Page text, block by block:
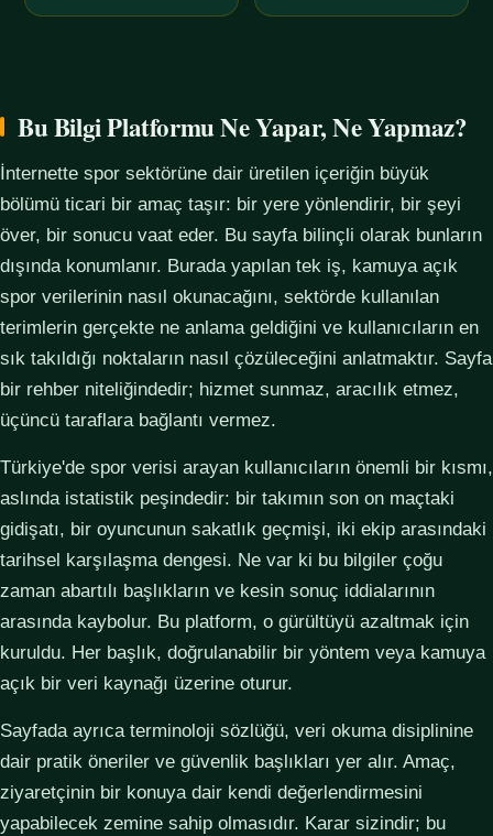
Bu Bilgi Platformu Ne Yapar, Ne Yapmaz?
İnternette spor sektörüne dair üretilen içeriğin büyük
bölümü ticari bir amaç taşır: bir yere yönlendirir, bir şeyi
över, bir sonucu vaat eder. Bu sayfa bilinçli olarak bunların
dışında konumlanır. Burada yapılan tek iş, kamuya açık
spor verilerinin nasıl okunacağını, sektörde kullanılan
terimlerin gerçekte ne anlama geldiğini ve kullanıcıların en
sık takıldığı noktaların nasıl çözüleceğini anlatmaktır. Sayfa
bir rehber niteliğindedir; hizmet sunmaz, aracılık etmez,
üçüncü taraflara bağlantı vermez.
Türkiye'de spor verisi arayan kullanıcıların önemli bir kısmı,
aslında istatistik peşindedir: bir takımın son on maçtaki
gidişatı, bir oyuncunun sakatlık geçmişi, iki ekip arasındaki
tarihsel karşılaşma dengesi. Ne var ki bu bilgiler çoğu
zaman abartılı başlıkların ve kesin sonuç iddialarının
arasında kaybolur. Bu platform, o gürültüyü azaltmak için
kuruldu. Her başlık, doğrulanabilir bir yöntem veya kamuya
açık bir veri kaynağı üzerine oturur.
Sayfada ayrıca terminoloji sözlüğü, veri okuma disiplinine
dair pratik öneriler ve güvenlik başlıkları yer alır. Amaç,
ziyaretçinin bir konuya dair kendi değerlendirmesini
yapabilecek zemine sahip olmasıdır. Karar sizindir; bu